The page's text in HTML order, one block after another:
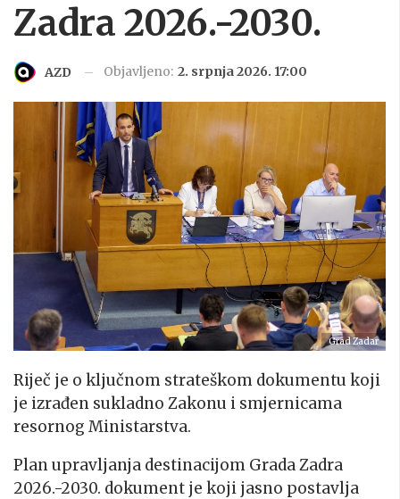
Zadra 2026.-2030.
AZD Objavljeno: 2. srpnja 2026. 17:00
Grad Zadar
Riječ je o ključnom strateškom dokumentu koji
je izrađen sukladno Zakonu i smjernicama
resornog Ministarstva.
Plan upravljanja destinacijom Grada Zadra
2026.-2030. dokument je koji jasno postavlja